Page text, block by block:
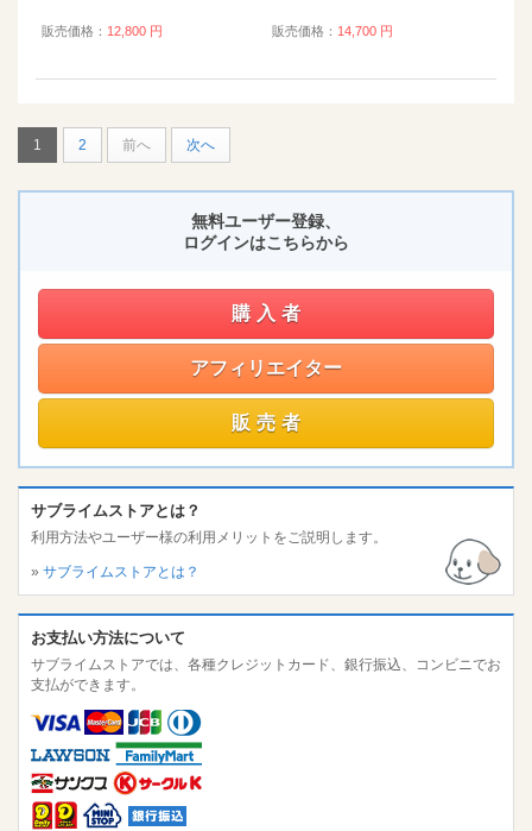
販売価格： 12,800 円 販売価格： 14,700 円
1 2 前へ 次へ
無料ユーザー登録、
ログインはこちらから
購入者
アフィリエイター
販売者
サブライムストアとは？
利用方法やユーザー様の利用メリットをご説明します。
» サブライムストアとは？
お支払い方法について
サブライムストアでは、各種クレジットカード、銀行振込、コンビニでお
支払ができます。